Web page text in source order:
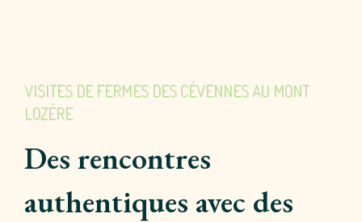
VISITES DE FERMES DES CÉVENNES AU MONT
LOZÈRE
Des rencontres
authentiques avec des